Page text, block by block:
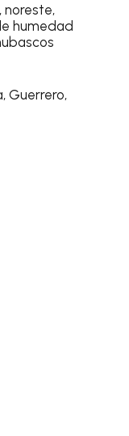
noreste,
humedad
Guerrero,